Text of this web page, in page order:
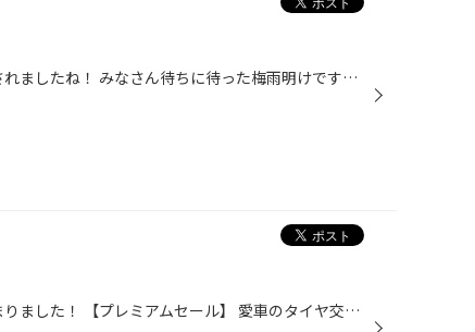
みなさんこんにちは！ ついに発表されましたね！ みなさん待ちに待った梅雨明けですo(^▽^)o 気象庁のサイト https://www.data.jma.go.jp/cpd/baiu/sokuhou_baiu.html 海だー！祭りだー！花火だー！ 夏はイベントがたくさんあって楽しみが多いですね！ 当店には梅雨明けルンルン気分のトンボがきてま...
みなさんこんにちは！ 今日から始まりました！ 【プレミアムセール】 愛車のタイヤ交換やメンテナンスは タイヤ館にお任せ下さい！！ まだまだ雨が多い季節【雨天時の安全走行】のために。 タイヤ、交換時期ではありませんか？ この「プレミアムセール」中は、タイヤがお得！ 濡れた路面に強いタイ...